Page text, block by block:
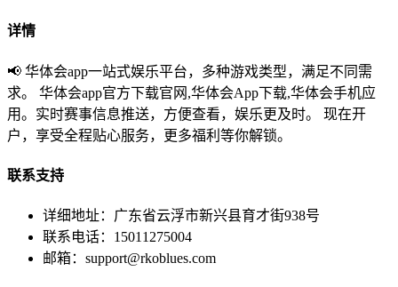
详情
📢 华体会app一站式娱乐平台，多种游戏类型，满足不同需
求。 华体会app官方下载官网,华体会App下载,华体会手机应
用。实时赛事信息推送，方便查看，娱乐更及时。 现在开
户，享受全程贴心服务，更多福利等你解锁。
联系支持
详细地址：广东省云浮市新兴县育才街938号
联系电话：15011275004
邮箱： support@rkoblues.com